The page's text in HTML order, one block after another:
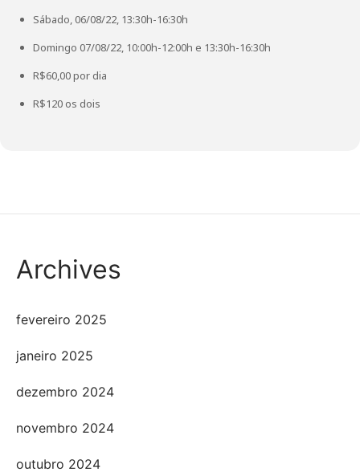
Sábado, 06/08/22, 13:30h-16:30h
Domingo 07/08/22, 10:00h-12:00h e 13:30h-16:30h
R$60,00 por dia
R$120 os dois
Archives
fevereiro 2025
janeiro 2025
dezembro 2024
novembro 2024
outubro 2024